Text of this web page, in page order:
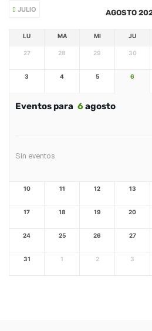
JULIO AGOSTO
LU MA MI JU
27 28 29 30
3 4 5 6
Eventos para 6agosto
Sin eventos
10 11 12 13
17 18 19 20
24 25 26 27
31 1 2 3